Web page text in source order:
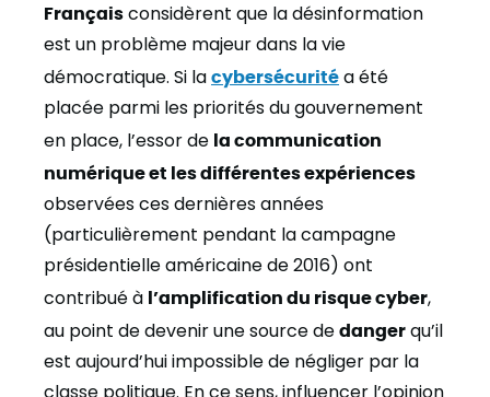
Français considèrent que la désinformation
est un problème majeur dans la vie
démocratique. Si la cybersécurité a été
placée parmi les priorités du gouvernement
en place, l’essor de la communication
numérique et les différentes expériences
observées ces dernières années
(particulièrement pendant la campagne
présidentielle américaine de 2016) ont
contribué à l’amplification du risque cyber,
au point de devenir une source de danger qu’il
est aujourd’hui impossible de négliger par la